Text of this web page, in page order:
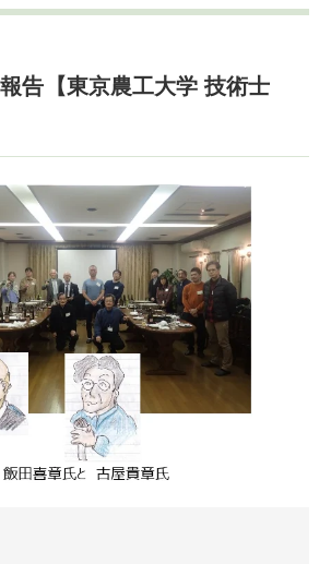
告【東京農工大学 技術士